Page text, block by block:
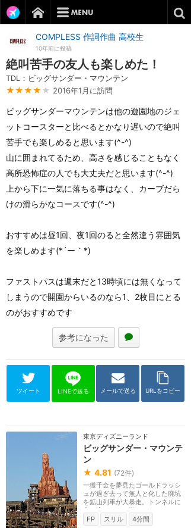
COMPLESS 作詞作曲 高校生
10年前に投稿
絶叫苦手の友人も楽しめた！
TDL：ビッグサンダー・マウンテン
★★★★ ★ 2016年1月に訪問
ビッグサンダーマウンテンは他の遊園地のジェ
ットコースターと比べるとかなり遅いので絶叫
苦手でも楽しめると思います(^-^)
山に囲まれてるため、高さを感じることもなく
高所恐怖症の人でも大丈夫だと思います(^-^)
上から下に一気に落ちる事はなく、カーブだら
けの滑らかなコースです(^-^)
おすすめは昼1回、夜1回のると全然違う雰囲気
を楽しめます(*´ー｀*)
ファストパスは週末だと13時頃には無くなって
しまうので開園からいるのなら1、2枚目にとる
のがおすすめです
参考になった
ツイート LINEで送る メールで送る URLをコピー
東京ディズニーランド
ビッグサンダー・マウンテ
ン
★ 4.81 (72件)
一獲千金を夢見たゴールドラッシ
ュが過ぎ去って無人と化した廃坑
を鉱山列車が大暴走。トンネルに
突っ込んだり、岩...
FP
スリル 4分間